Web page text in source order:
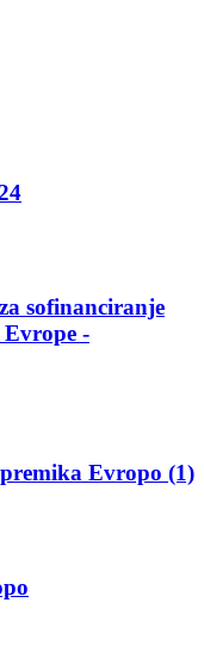
sofinanciranje
-
Evropo (1)